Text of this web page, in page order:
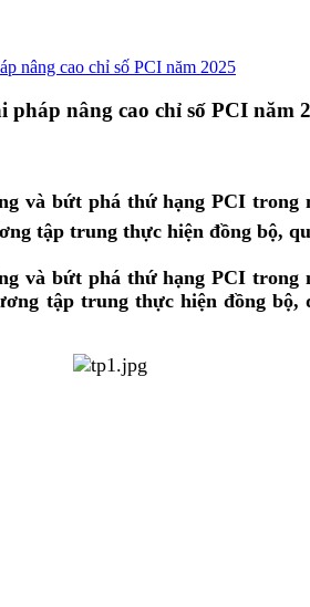
nâng cao chỉ số PCI năm 2025
nâng cao chỉ số PCI năm
và bứt phá thứ hạng PCI trong
tập trung thực hiện đồng bộ,
và bứt phá thứ hạng PCI trong
tập trung thực hiện đồng